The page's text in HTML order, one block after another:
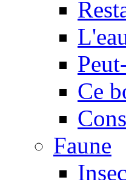
Ce
Faune